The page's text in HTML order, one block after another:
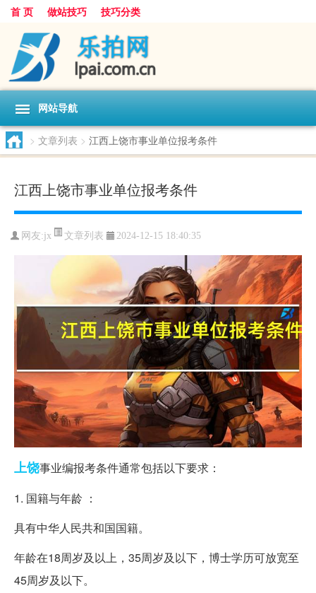
首 页 做站技巧 技巧分类
网站导航
> 文章列表 > 江西上饶市事业单位报考条件
江西上饶市事业单位报考条件
网友:jx 文章列表 2024-12-15 18:40:35
上饶事业编报考条件通常包括以下要求：
1. 国籍与年龄 ：
具有中华人民共和国国籍。
年龄在18周岁及以上，35周岁及以下，博士学历可放宽至
45周岁及以下。